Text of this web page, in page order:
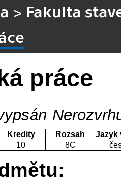
> Fakulta
práce
Kredity Rozsah
Jazyk
10 8C